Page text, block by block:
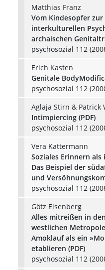
Matthias Franz
Vom Kindesopfer
interkulturellen
archaischen
psychosozial 112
Erich Kasten
Genitale
psychosozial 112
Aglaja Stirn & Patrick
Intimpiercing (PDF)
psychosozial 112
Vera Kattermann
Soziales Erinnern
Das Beispiel der
und
psychosozial 112
Götz Eisenberg
Alles mitreißen in
westlichen
Amoklauf als ein
etablieren (PDF)
psychosozial 112